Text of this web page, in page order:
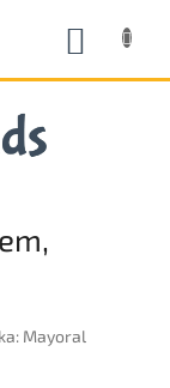
Mayoral